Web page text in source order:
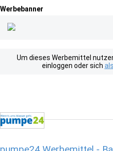
Werbebanner
Um dieses Werbemittel
einloggen oder sich